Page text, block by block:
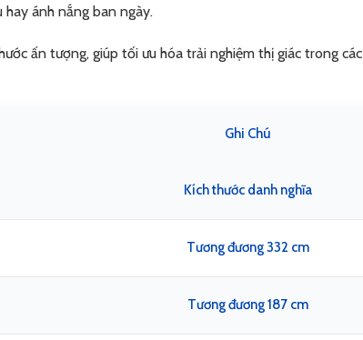
ánh nắng ban ngày.
ấn tượng, giúp tối ưu hóa trải nghiệm thị giác trong các
Ghi Chú
Kích thước danh nghĩa
Tương đương 332 cm
Tương đương 187 cm